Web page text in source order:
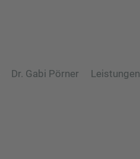
Dr. Gabi Pörner Leistungen